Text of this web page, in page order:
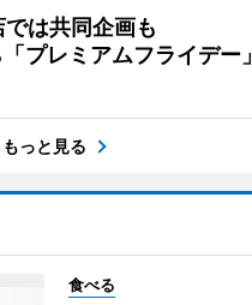
は共同企画も
プレミアムフライデー」
もっと見る
食べる